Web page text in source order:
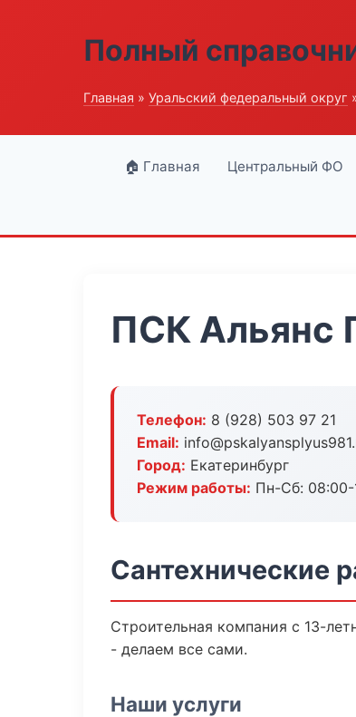
Полный
Главная » Уральский федеральный округ
🏠 Главная Центральный ФО
ПСК Альянс
Телефон: 8 (928) 503 97 21
Email:
Город: Екатеринбург
Режим работы: Пн-Сб: 08:00-
Сантехнические
Строительная компания с 13-
- делаем все сами.
Наши услуги